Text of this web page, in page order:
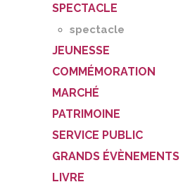
SPECTACLE
spectacle
JEUNESSE
COMMÉMORATION
MARCHÉ
PATRIMOINE
SERVICE PUBLIC
GRANDS ÉVÈNEMENTS
LIVRE